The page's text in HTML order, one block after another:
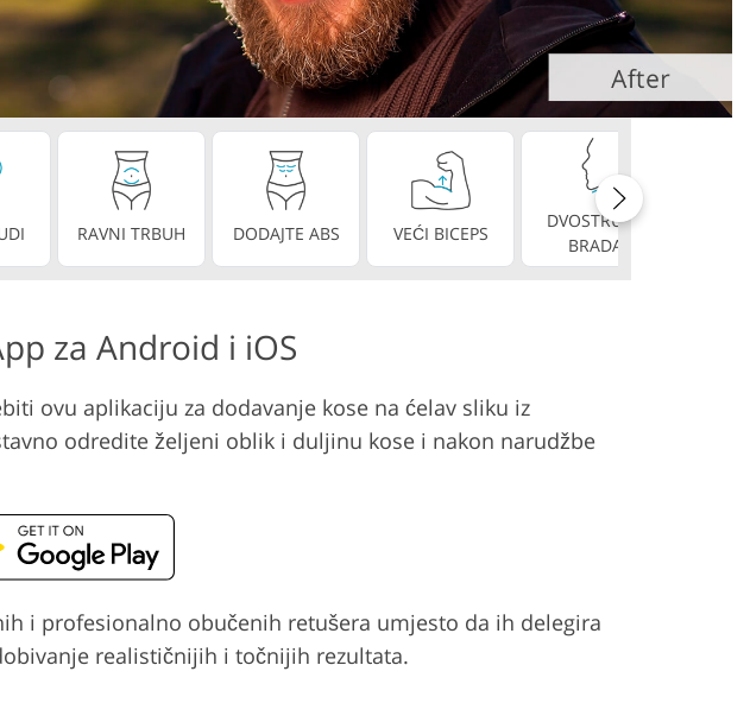
Usluge video montaže
RAVNI TRBUH DODAJTE ABS VEĆI BICEPS
DVOSTRUKA
BRADA
za Android i iOS
ovu aplikaciju za dodavanje kose na ćelav sliku iz
odredite željeni oblik i duljinu kose i nakon narudžbe
i profesionalno obučenih retušera umjesto da ih delegira
realističnijih i točnijih rezultata.